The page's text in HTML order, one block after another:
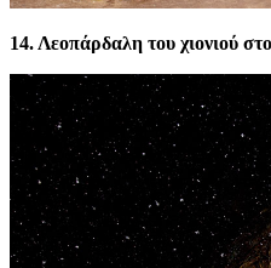
14. Λεοπάρδαλη του χιονιού